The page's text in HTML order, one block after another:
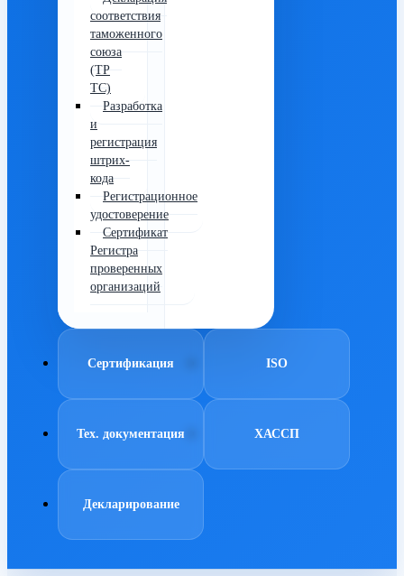
соответствия
таможенного
союза
(ТР
ТС)
Разработка
и
регистрация
штрих-
кода
Регистрационное
удостоверение
Сертификат
Регистра
проверенных
организаций
Сертификация ISO
Тех. документация ХАССП
Декларирование